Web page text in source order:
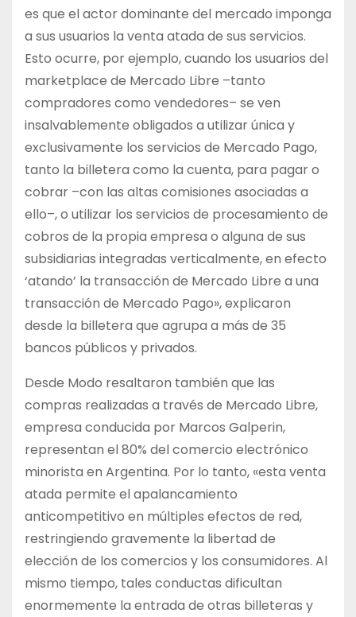
es que el actor dominante del mercado imponga
a sus usuarios la venta atada de sus servicios.
Esto ocurre, por ejemplo, cuando los usuarios del
marketplace de Mercado Libre –tanto
compradores como vendedores– se ven
insalvablemente obligados a utilizar única y
exclusivamente los servicios de Mercado Pago,
tanto la billetera como la cuenta, para pagar o
cobrar –con las altas comisiones asociadas a
ello–, o utilizar los servicios de procesamiento de
cobros de la propia empresa o alguna de sus
subsidiarias integradas verticalmente, en efecto
‘atando’ la transacción de Mercado Libre a una
transacción de Mercado Pago», explicaron
desde la billetera que agrupa a más de 35
bancos públicos y privados.
Desde Modo resaltaron también que las
compras realizadas a través de Mercado Libre,
empresa conducida por Marcos Galperin,
representan el 80% del comercio electrónico
minorista en Argentina. Por lo tanto, «esta venta
atada permite el apalancamiento
anticompetitivo en múltiples efectos de red,
restringiendo gravemente la libertad de
elección de los comercios y los consumidores. Al
mismo tiempo, tales conductas dificultan
enormemente la entrada de otras billeteras y